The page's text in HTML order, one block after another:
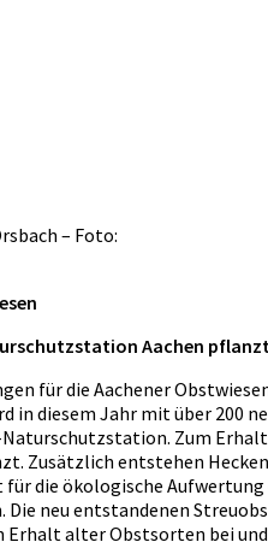
– Foto:
Aachen
für die Aachener
in diesem Jahr mit über 200
Zum
Zusätzlich entstehen
die ökologische
neu entstandenen
Erhalt alter Obstsorten bei